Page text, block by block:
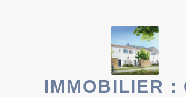
IMMOBILIER :